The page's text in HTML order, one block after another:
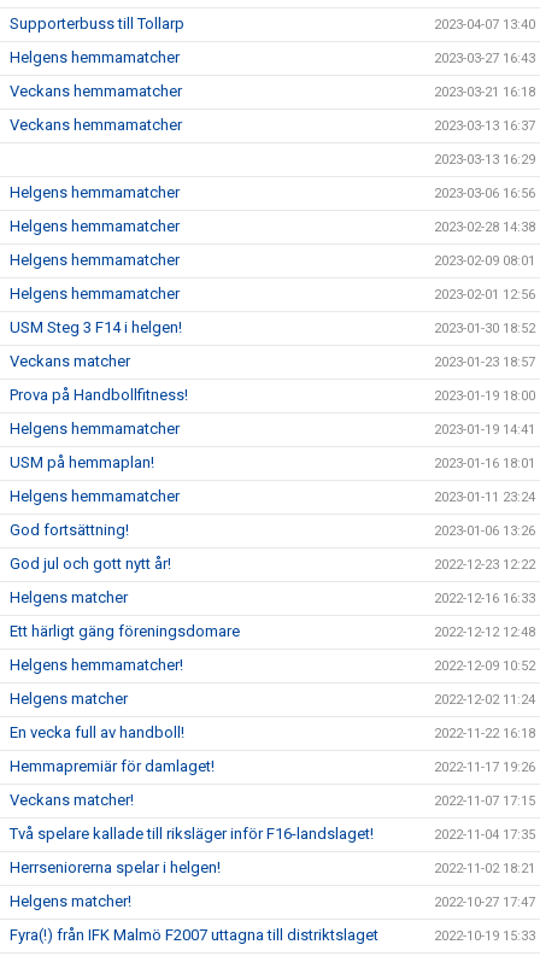
Supporterbuss till Tollarp 2023-04-07 13:40
Helgens hemmamatcher 2023-03-27 16:43
Veckans hemmamatcher 2023-03-21 16:18
Veckans hemmamatcher 2023-03-13 16:37
2023-03-13 16:29
Helgens hemmamatcher 2023-03-06 16:56
Helgens hemmamatcher 2023-02-28 14:38
Helgens hemmamatcher 2023-02-09 08:01
Helgens hemmamatcher 2023-02-01 12:56
USM Steg 3 F14 i helgen! 2023-01-30 18:52
Veckans matcher 2023-01-23 18:57
Prova på Handbollfitness! 2023-01-19 18:00
Helgens hemmamatcher 2023-01-19 14:41
USM på hemmaplan! 2023-01-16 18:01
Helgens hemmamatcher 2023-01-11 23:24
God fortsättning! 2023-01-06 13:26
God jul och gott nytt år! 2022-12-23 12:22
Helgens matcher 2022-12-16 16:33
Ett härligt gäng föreningsdomare 2022-12-12 12:48
Helgens hemmamatcher! 2022-12-09 10:52
Helgens matcher 2022-12-02 11:24
En vecka full av handboll! 2022-11-22 16:18
Hemmapremiär för damlaget! 2022-11-17 19:26
Veckans matcher! 2022-11-07 17:15
Två spelare kallade till riksläger inför F16-landslaget! 2022-11-04 17:35
Herrseniorerna spelar i helgen! 2022-11-02 18:21
Helgens matcher! 2022-10-27 17:47
Fyra(!) från IFK Malmö F2007 uttagna till distriktslaget 2022-10-19 15:33